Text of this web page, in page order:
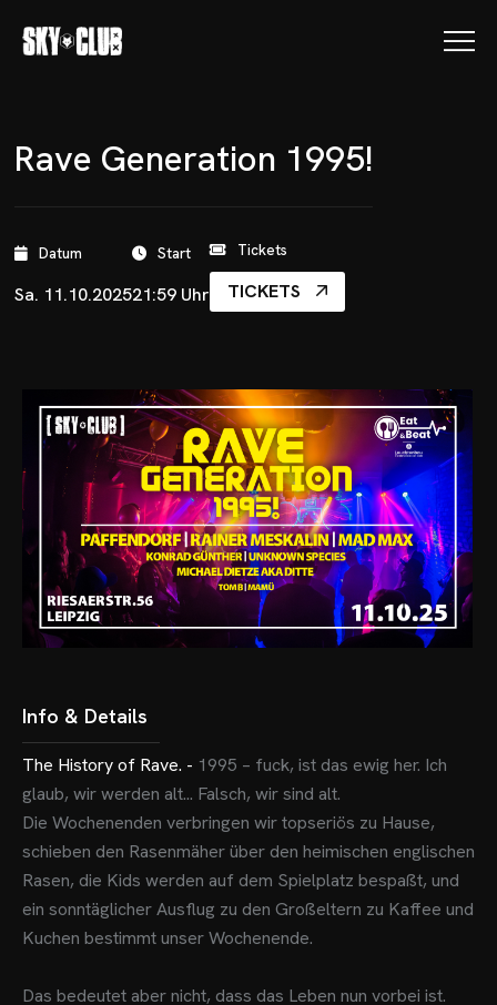
Rave Generation 1995!
Datum
Sa. 11.10.2025
Start
21:59 Uhr
Tickets
TICKETS
Info & Details
The History of Rave. - 1995 – fuck, ist das ewig her. Ich
glaub, wir werden alt... Falsch, wir sind alt.
Die Wochenenden verbringen wir topseriös zu Hause,
schieben den Rasenmäher über den heimischen englischen
Rasen, die Kids werden auf dem Spielplatz bespaßt, und
ein sonntäglicher Ausflug zu den Großeltern zu Kaffee und
Kuchen bestimmt unser Wochenende.
Das bedeutet aber nicht, dass das Leben nun vorbei ist.